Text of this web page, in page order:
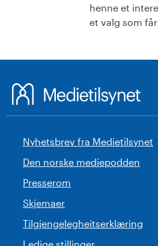
henne et
et valg som
Nyhetsbrev fra Medietilsynet
Den norske mediepodden
Presserom
Skjemaer
Tilgjengelegheitserklæring